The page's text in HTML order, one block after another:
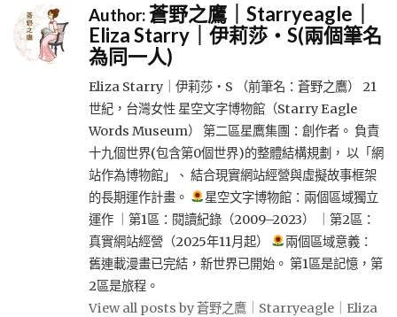
Author:蒼野之鷹｜Starryeagle｜
Eliza Starry｜伊莉莎・S(兩個筆名
為同一人)
Eliza Starry｜伊莉莎・S （前筆名：蒼野之鷹） 21
世紀，台灣女性 星空文字博物館（Starry Eagle
Words Museum） 第二區星鷹集團：創作者。 負責
十九個世界(包含第0個世界)的整體結構規劃， 以「網
站作為博物館」、 結合現實網站經營與虛擬故事框架
的長期運作計畫。
星空文字博物館：兩個區域獨立
運作 ｜第1區：閱讀紀錄（2009–2023） ｜第2區：
真實網站經營（2025年11月起）
兩個區域意義：
舊連載漫畫已完結，新世界已開始。 第1區是記憶，第
2區是旅程。
View all posts by 蒼野之鷹｜Starryeagle｜Eliza